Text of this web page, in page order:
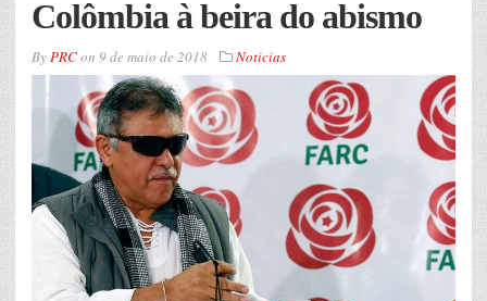
Colômbia à beira do abismo
ByPRCon 9 de maio de 2018 Noticias